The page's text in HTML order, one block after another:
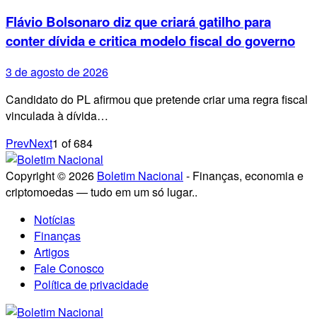
Flávio Bolsonaro diz que criará gatilho para
conter dívida e critica modelo fiscal do governo
3 de agosto de 2026
Candidato do PL afirmou que pretende criar uma regra fiscal
vinculada à dívida…
PrevNext1 of684
Copyright © 2026 Boletim Nacional - Finanças, economia e
criptomoedas — tudo em um só lugar..
Notícias
Finanças
Artigos
Fale Conosco
Política de privacidade